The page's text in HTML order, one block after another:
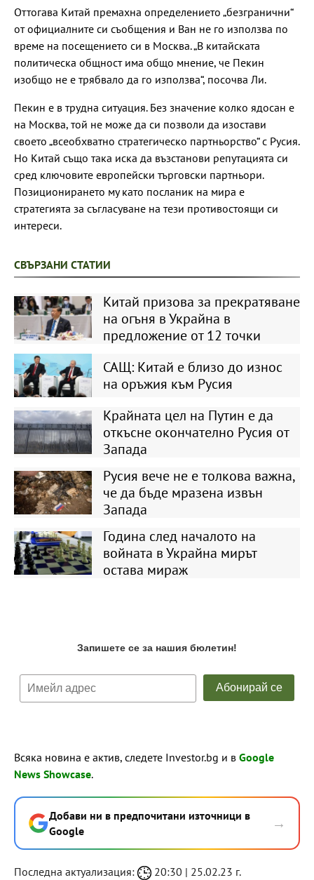
Оттогава Китай премахна определението „безгранични“
от официалните си съобщения и Ван не го използва по
време на посещението си в Москва. „В китайската
политическа общност има общо мнение, че Пекин
изобщо не е трябвало да го използва“, посочва Ли.
Пекин е в трудна ситуация. Без значение колко ядосан е
на Москва, той не може да си позволи да изостави
своето „всеобхватно стратегическо партньорство“ с Русия.
Но Китай също така иска да възстанови репутацията си
сред ключовите европейски търговски партньори.
Позиционирането му като посланик на мира е
стратегията за съгласуване на тези противостоящи си
интереси.
СВЪРЗАНИ СТАТИИ
Китай призова за прекратяване
на огъня в Украйна в
предложение от 12 точки
САЩ: Китай е близо до износ
на оръжия към Русия
Крайната цел на Путин е да
откъсне окончателно Русия от
Запада
Русия вече не е толкова важна,
че да бъде мразена извън
Запада
Година след началото на
войната в Украйна мирът
остава мираж
Всяка новина е актив, следете Investor.bg и в Google
News Showcase.
Добави ни в предпочитани източници в
Google
→
Последна актуализация: 20:30 | 25.02.23 г.